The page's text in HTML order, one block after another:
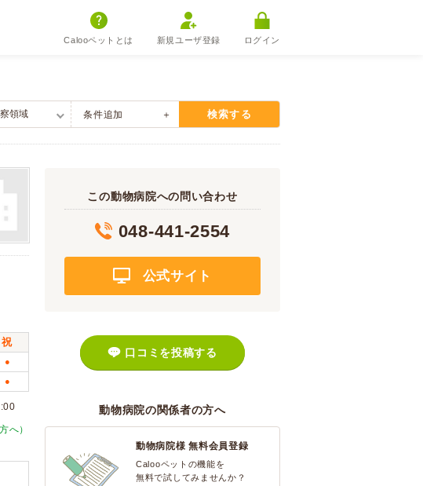
Calooペットとは 新規ユーザ登録 ログイン
条件追加 検索する
祝
●
●
へ）
この動物病院への問い合わせ
048-441-2554
公式サイト
口コミを投稿する
動物病院の関係者の方へ
動物病院様 無料会員登録
Calooペットの機能を
無料で試してみませんか？